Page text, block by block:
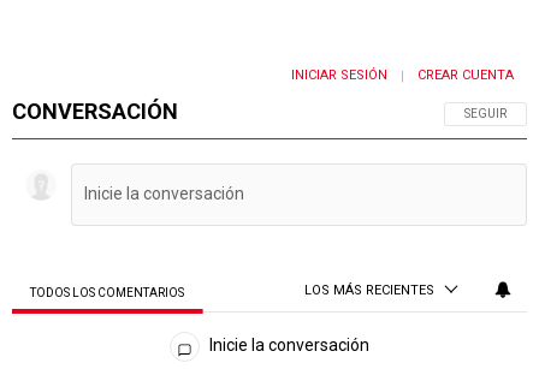
CONVERSACIÓN SIGA ESTA
SEGUIR
INICIAR SESIÓN CREAR CUENTA
TODOS LOS COMENTARIOS LOS MÁS RECIENTES
Todos los comentarios
Inicie la conversación